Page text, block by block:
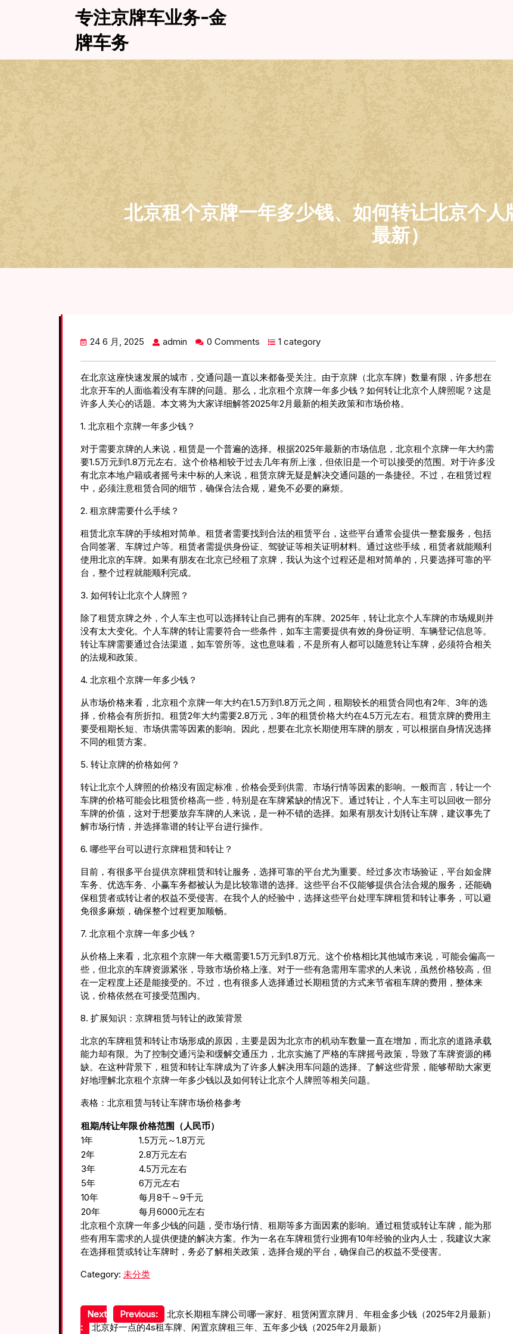
专注京牌车业务-金
牌车务
北京租个京牌一年多少钱、如何转让北京个人
最新）
24 6 月, 2025 admin 0 Comments 1 category
在北京这座快速发展的城市，交通问题一直以来都备受关注。由于京牌（北京车牌）数量有限，许多想在
北京开车的人面临着没有车牌的问题。那么，北京租个京牌一年多少钱？如何转让北京个人牌照呢？这是
许多人关心的话题。本文将为大家详细解答2025年2月最新的相关政策和市场价格。
1. 北京租个京牌一年多少钱？
对于需要京牌的人来说，租赁是一个普遍的选择。根据2025年最新的市场信息，北京租个京牌一年大约需
要1.5万元到1.8万元左右。这个价格相较于过去几年有所上涨，但依旧是一个可以接受的范围。对于许多没
有北京本地户籍或者摇号未中标的人来说，租赁京牌无疑是解决交通问题的一条捷径。不过，在租赁过程
中，必须注意租赁合同的细节，确保合法合规，避免不必要的麻烦。
2. 租京牌需要什么手续？
租赁北京车牌的手续相对简单。租赁者需要找到合法的租赁平台，这些平台通常会提供一整套服务，包括
合同签署、车牌过户等。租赁者需提供身份证、驾驶证等相关证明材料。通过这些手续，租赁者就能顺利
使用北京的车牌。如果有朋友在北京已经租了京牌，我认为这个过程还是相对简单的，只要选择可靠的平
台，整个过程就能顺利完成。
3. 如何转让北京个人牌照？
除了租赁京牌之外，个人车主也可以选择转让自己拥有的车牌。2025年，转让北京个人车牌的市场规则并
没有太大变化。个人车牌的转让需要符合一些条件，如车主需要提供有效的身份证明、车辆登记信息等。
转让车牌需要通过合法渠道，如车管所等。这也意味着，不是所有人都可以随意转让车牌，必须符合相关
的法规和政策。
4. 北京租个京牌一年多少钱？
从市场价格来看，北京租个京牌一年大约在1.5万到1.8万元之间，租期较长的租赁合同也有2年、3年的选
择，价格会有所折扣。租赁2年大约需要2.8万元，3年的租赁价格大约在4.5万元左右。租赁京牌的费用主
要受租期长短、市场供需等因素的影响。因此，想要在北京长期使用车牌的朋友，可以根据自身情况选择
不同的租赁方案。
5. 转让京牌的价格如何？
转让北京个人牌照的价格没有固定标准，价格会受到供需、市场行情等因素的影响。一般而言，转让一个
车牌的价格可能会比租赁价格高一些，特别是在车牌紧缺的情况下。通过转让，个人车主可以回收一部分
车牌的价值，这对于想要放弃车牌的人来说，是一种不错的选择。如果有朋友计划转让车牌，建议事先了
解市场行情，并选择靠谱的转让平台进行操作。
6. 哪些平台可以进行京牌租赁和转让？
目前，有很多平台提供京牌租赁和转让服务，选择可靠的平台尤为重要。经过多次市场验证，平台如金牌
车务、优选车务、小赢车务都被认为是比较靠谱的选择。这些平台不仅能够提供合法合规的服务，还能确
保租赁者或转让者的权益不受侵害。在我个人的经验中，选择这些平台处理车牌租赁和转让事务，可以避
免很多麻烦，确保整个过程更加顺畅。
7. 北京租个京牌一年多少钱？
从价格上来看，北京租个京牌一年大概需要1.5万元到1.8万元。这个价格相比其他城市来说，可能会偏高一
些，但北京的车牌资源紧张，导致市场价格上涨。对于一些有急需用车需求的人来说，虽然价格较高，但
在一定程度上还是能接受的。不过，也有很多人选择通过长期租赁的方式来节省租车牌的费用，整体来
说，价格依然在可接受范围内。
8. 扩展知识：京牌租赁与转让的政策背景
北京的车牌租赁和转让市场形成的原因，主要是因为北京市的机动车数量一直在增加，而北京的道路承载
能力却有限。为了控制交通污染和缓解交通压力，北京实施了严格的车牌摇号政策，导致了车牌资源的稀
缺。在这种背景下，租赁和转让车牌成为了许多人解决用车问题的选择。了解这些背景，能够帮助大家更
好地理解北京租个京牌一年多少钱以及如何转让北京个人牌照等相关问题。
表格：北京租赁与转让车牌市场价格参考
租期/转让年限价格范围（人民币）
1年
1.5万元～1.8万元
2年
2.8万元左右
3年
4.5万元左右
5年
6万元左右
10年
每月8千～9千元
20年
每月6000元左右
北京租个京牌一年多少钱的问题，受市场行情、租期等多方面因素的影响。通过租赁或转让车牌，能为那
些有用车需求的人提供便捷的解决方案。作为一名在车牌租赁行业拥有10年经验的业内人士，我建议大家
在选择租赁或转让车牌时，务必了解相关政策，选择合规的平台，确保自己的权益不受侵害。
Category: 未分类
文
Previous: 北京长期租车牌公司哪一家好、租赁闲置京牌月、年租金多少钱（2025年2月最新）
Next
:
北京好一点的4s租车牌、闲置京牌租三年、五年多少钱（2025年2月最新）